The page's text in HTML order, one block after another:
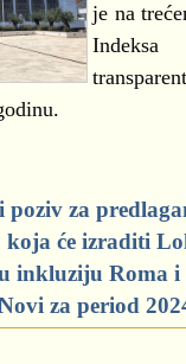
je na
za
će izraditi
inkluziju Roma i
za period